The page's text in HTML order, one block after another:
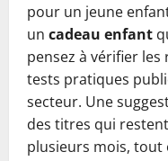
pour un jeune
un cadeau enfant
pensez à vérifier les
tests pratiques
secteur. Une
des titres qui
plusieurs mois,